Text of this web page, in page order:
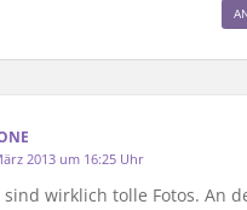
2013 um 16:25 Uhr
sind wirklich tolle Fotos. An